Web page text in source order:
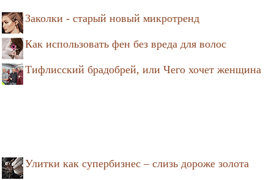
Заколки - старый новый микротренд
Как использовать фен без вреда для волос
Тифлисский брадобрей, или Чего хочет женщина
Улитки как супербизнес – слизь дороже золота